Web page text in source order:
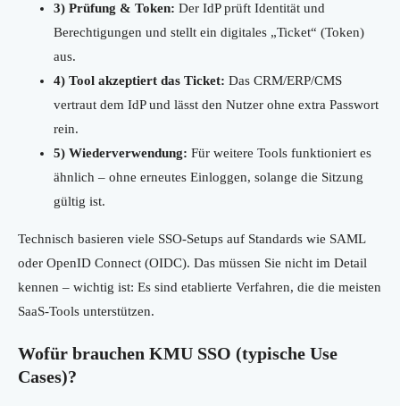
3) Prüfung & Token: Der IdP prüft Identität und
Berechtigungen und stellt ein digitales „Ticket“ (Token)
aus.
4) Tool akzeptiert das Ticket: Das CRM/ERP/CMS
vertraut dem IdP und lässt den Nutzer ohne extra Passwort
rein.
5) Wiederverwendung: Für weitere Tools funktioniert es
ähnlich – ohne erneutes Einloggen, solange die Sitzung
gültig ist.
Technisch basieren viele SSO-Setups auf Standards wie SAML
oder OpenID Connect (OIDC). Das müssen Sie nicht im Detail
kennen – wichtig ist: Es sind etablierte Verfahren, die die meisten
SaaS-Tools unterstützen.
Wofür brauchen KMU SSO (typische Use
Cases)?